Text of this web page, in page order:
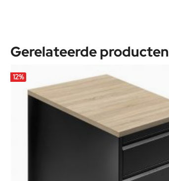
Gerelateerde producten
12%